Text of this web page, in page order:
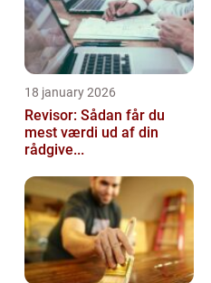
18 january 2026
Revisor: Sådan får du
mest værdi ud af din
rådgive...